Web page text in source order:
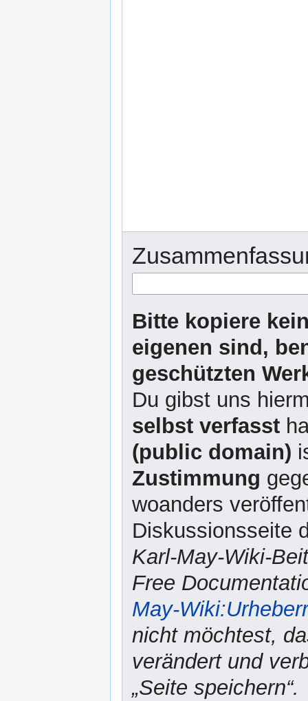
Bitte kopiere
eigenen sind,
geschützten
Du gibst uns
selbst verfasst
(public domain)
Zustimmung
woanders
Diskussionsseite
Karl-May-Wiki-
Free
May-
nicht möchtest,
verändert und
„Seite speichern“.